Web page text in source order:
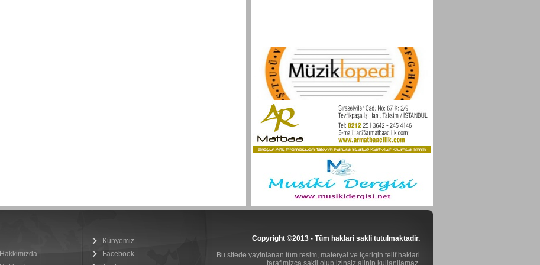
Hakkimizda
Künyemiz
Facebook
Copyright ©2013 - Tüm haklari sakli tutulmaktadir.
Bu sitede yayinlanan tüm resim, materyal ve içerigin telif haklari
tarafimizca sakli olup izinsiz alinip kullanilamaz.